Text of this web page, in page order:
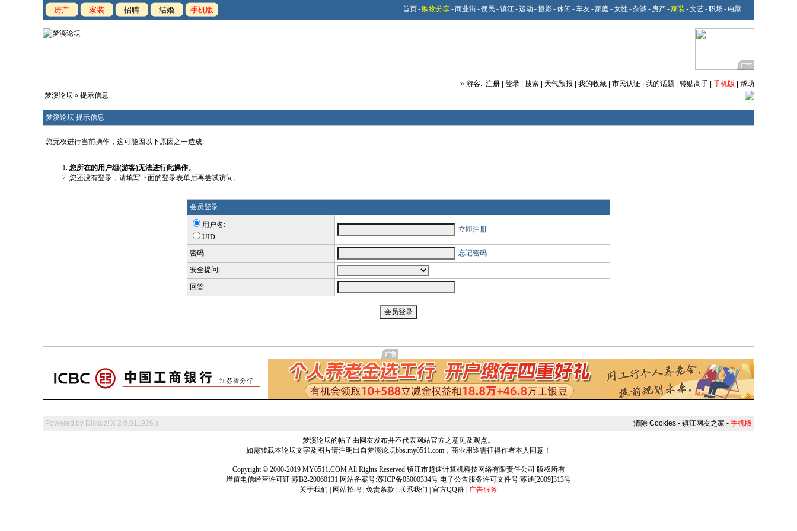
房产 家装 招聘 结婚 手机版 首页- 购物分享-商业街-便民 -镇江-运动 -摄影-休闲 -车友-家庭 -女性 -杂谈 - 房产-家装 -文艺-职场 - 电脑
» 游客: 注册 登录 搜索 天气预报 我的收藏 市民认证 我的话题 转贴高手 手机版
帮助
梦溪论坛 » 提示信息
梦溪论坛 提示信息
您无权进行当前操作，这可能因以下原因之一造成:
您所在的用户组(游客)无法进行此操作。
您还没有登录，请填写下面的登录表单后再尝试访问。
会员登录
用户名:
UID:
立即注册
密码:
忘记密码
安全提问:
回答:
Powered by Discuz! X 2 0.011926 s 清除 Cookies - 镇江网友之家 - 手机版
梦溪论坛的帖子由网友发布并不代表网站官方之意见及观点。
如需转载本论坛文字及图片请注明出自梦溪论坛bbs.my0511.com，商业用途需征得作者本人同意！
Copyright © 2000-2019 MY0511.COM All Rights Reserved 镇江市超速计算机科技网络有限责任公司 版权所有
增值电信经营许可证:苏B2-20060131 网站备案号:苏ICP备05000334号 电子公告服务许可文件号:苏通[2009]313号
关于我们
网站招聘 免责条款 联系我们 官方QQ群 广告服务